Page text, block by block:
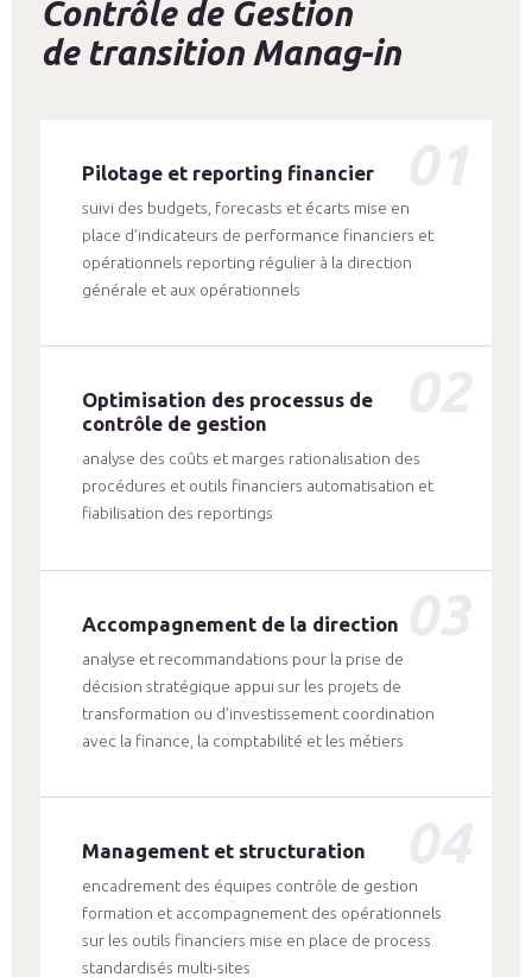
Contrôle de Gestion
de transition Manag-in
Pilotage et reporting financier
suivi des budgets, forecasts et écarts mise en
place d’indicateurs de performance financiers et
opérationnels reporting régulier à la direction
générale et aux opérationnels
Optimisation des processus de
contrôle de gestion
analyse des coûts et marges rationalisation des
procédures et outils financiers automatisation et
fiabilisation des reportings
Accompagnement de la direction
analyse et recommandations pour la prise de
décision stratégique appui sur les projets de
transformation ou d’investissement coordination
avec la finance, la comptabilité et les métiers
Management et structuration
encadrement des équipes contrôle de gestion
formation et accompagnement des opérationnels
sur les outils financiers mise en place de process
standardisés multi-sites